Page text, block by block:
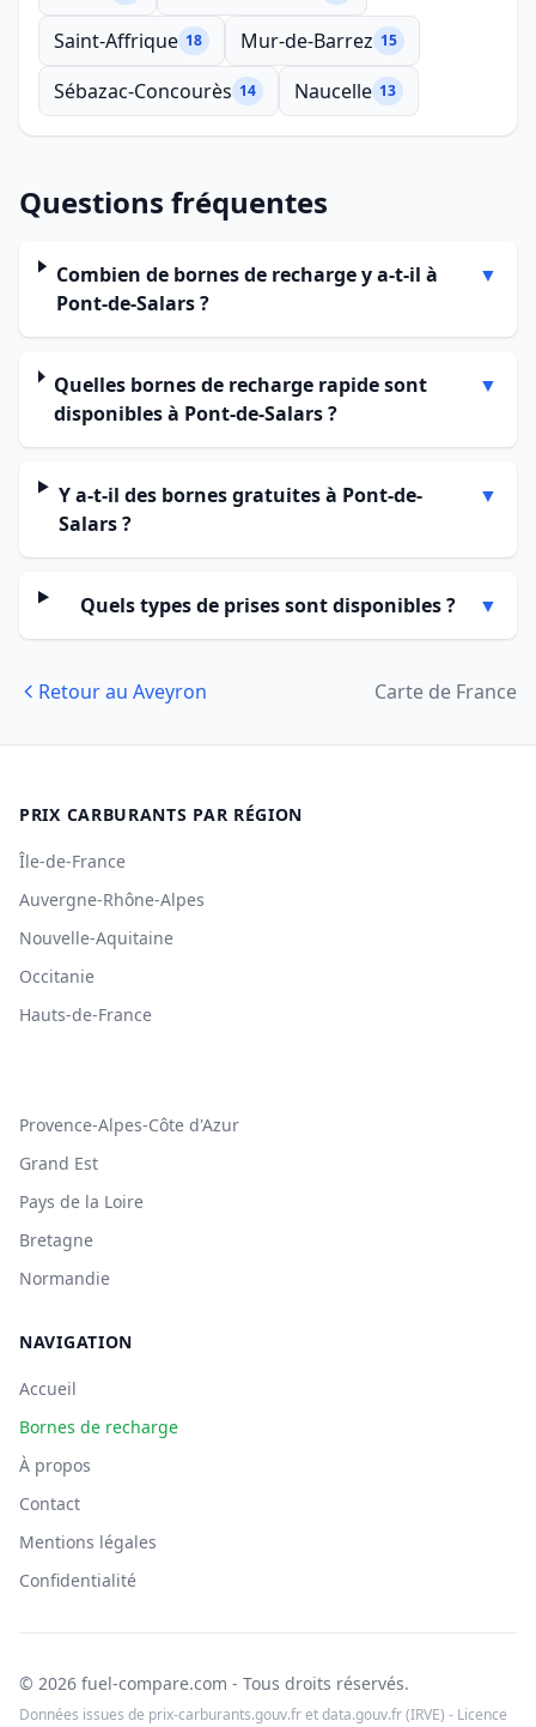
Saint-Affrique 18 Mur-de-Barrez 15
Sébazac-Concourès 14 Naucelle 13
Questions fréquentes
Combien de bornes de recharge y a-t-il à
Pont-de-Salars ?
▼
Quelles bornes de recharge rapide sont
disponibles à Pont-de-Salars ?
▼
Y a-t-il des bornes gratuites à Pont-de-
Salars ?
▼
Quels types de prises sont disponibles ? ▼
Retour au Aveyron Carte de France
PRIX CARBURANTS PAR RÉGION
Île-de-France
Auvergne-Rhône-Alpes
Nouvelle-Aquitaine
Occitanie
Hauts-de-France
Provence-Alpes-Côte d'Azur
Grand Est
Pays de la Loire
Bretagne
Normandie
NAVIGATION
Accueil
Bornes de recharge
À propos
Contact
Mentions légales
Confidentialité
© 2026 fuel-compare.com - Tous droits réservés.
Données issues de prix-carburants.gouv.fr et data.gouv.fr (IRVE) - Licence